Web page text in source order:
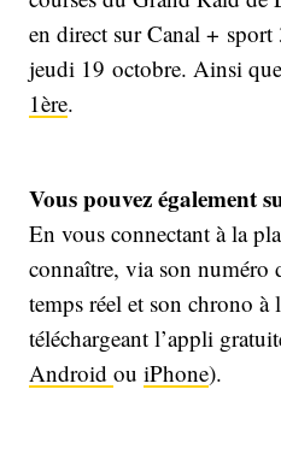
en direct sur Canal +
jeudi 19 octobre. Ainsi
1ère.
Vous pouvez également
En vous connectant à la
connaître, via son numéro
temps réel et son chrono à
téléchargeant l’appli
Android ou iPhone).